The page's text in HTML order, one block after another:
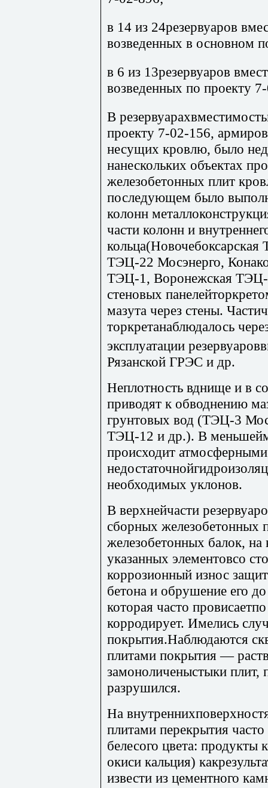
в 14 из 24резервуаров
возведенных в основном
в 6 из 13резервуаров
возведенных по проекту
В
проекту 7-02-156,
несущих кровлю, было
нанескольких объектах
железобетонных плит
последующем было
колонн
части колонн и
ТЭЦ-22 Мосэнерго,
ТЭЦ-1, Воронежская ТЭЦ-
стеновых
мазута через стены.
торкретанаблюдалось
эксплуатации
Рязанской ГРЭС и др.
Неплотность вднище и в
приводят к обводнению
грунтовых вод (ТЭЦ-3
ТЭЦ-12 и др.). В
происходит
необходимых уклонов.
В верхнейчасти
сборных железобетонных
железобетонных балок,
указанных элементовсо
коррозионный износ
бетона и обрушение его
которая часто
корродирует. Имелись
покрытия.Наблюдаются
плитами покрытия —
замоноличеныстыки плит,
разрушился.
На
плитами перекрытия
белесого цвета: продукты
окиси кальция)
извести из цементного